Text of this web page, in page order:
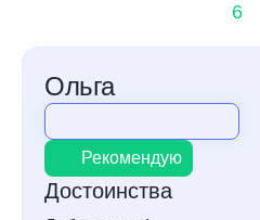
6
Ольга
Рекомендую
Достоинства